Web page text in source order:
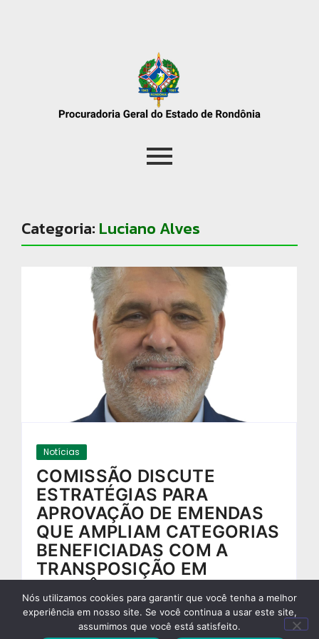
Categoria: Luciano Alves
Notícias
COMISSÃO DISCUTE
ESTRATÉGIAS PARA
APROVAÇÃO DE EMENDAS
QUE AMPLIAM CATEGORIAS
BENEFICIADAS COM A
TRANSPOSIÇÃO EM
13/03/2018-
Nós utilizamos cookies para garantir que você tenha a melhor
experiência em nosso site. Se você continua a usar este site,
assumimos que você está satisfeito.